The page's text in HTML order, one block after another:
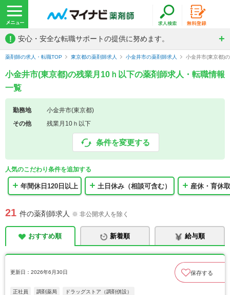
! 安心・安全な転職サポートの提供に努めます。
薬剤師の求人・転職TOP 東京都の薬剤師求人 小金井市の薬剤師求人 小金井市(東京都)
小金井市(東京都)の残業月10ｈ以下の薬剤師求人・転職情報
一覧
勤務地
小金井市(東京都)
その他
残業月10ｈ以下
条件を変更する
人気のこだわり条件を追加する
年間休日120日以上 土日休み（相談可含む） 産休・育休
21 件の薬剤師求人 ※ 非公開求人を除く
おすすめ順 新着順 給与順
更新日：2026年6月30日 保存する
正社員 調剤薬局 ドラッグストア（調剤併設）